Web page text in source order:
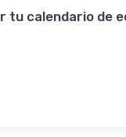
tu calendario de